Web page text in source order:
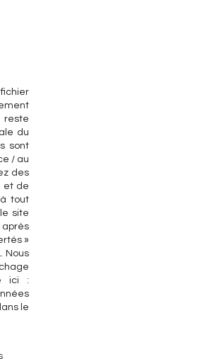
reste
du
sont
/ au
des
et de
tout
site
après
»
Nous
ici :
le